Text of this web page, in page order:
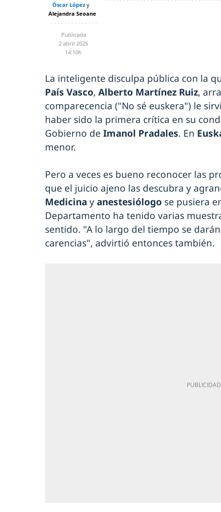
Óscar López
Alejandra Seoane
Publicada
2 abril 2025
14:10h
La inteligente disculpa pública con la
País Vasco, Alberto Martínez Ruiz,
comparecencia ("No sé euskera") le
haber sido la primera crítica en su
Gobierno de Imanol Pradales. En
menor.
Pero a veces es bueno reconocer las
que el juicio ajeno las descubra y
Medicina yanestesiólogo se pusiera
Departamento ha tenido varias
sentido. "A lo largo del tiempo se
carencias", advirtió entonces también.